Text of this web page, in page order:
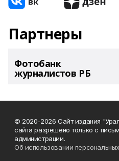
Партнеры
Фотобанк
журналистов РБ
© 2020-2026 Сайт издания
сайта разрешено только с
администрации.
Об использовании